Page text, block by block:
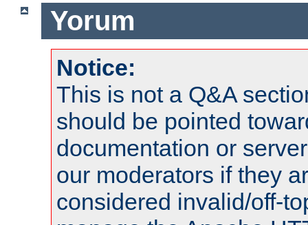
Yorum
Notice:
This is not a Q&A
should be pointed
documentation or
our moderators if they
considered invalid/off-